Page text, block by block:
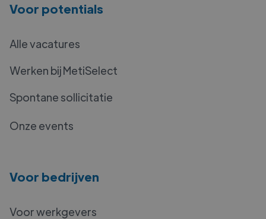
Voor potentials
Alle vacatures
Werken bij MetiSelect
Spontane sollicitatie
Onze events
Voor bedrijven
Voor werkgevers